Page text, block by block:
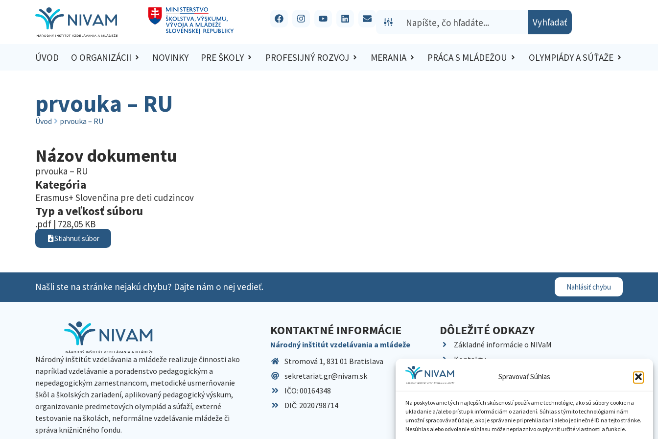
Spravovať Súhlas
Na poskytovanie tých najlepších skúseností používame technológie, ako sú súbory cookie na
ukladanie a/alebo prístup k informáciám o zariadení. Súhlas s týmito technológiami nám
umožní spracovávať údaje, ako je správanie pri prehliadaní alebo jedinečné ID na tejto stránke.
Nesúhlas alebo odvolanie súhlasu môže nepriaznivo ovplyvniť určité vlastnosti a funkcie.
Vyhľadať
ÚVOD O ORGANIZÁCII NOVINKY PRE ŠKOLY PROFESIJNÝ ROZVOJ MERANIA PRÁCA S MLÁDEŽOU OLYMPIÁDY A SÚŤAŽE
prvouka – RU
Úvod prvouka – RU
Názov dokumentu
prvouka – RU
Kategória
Erasmus+ Slovenčina pre deti cudzincov
Typ a veľkosť súboru
.pdf | 728,05 KB
Stiahnuť súbor
Našli ste na stránke nejakú chybu? Dajte nám o nej vedieť. Nahlásiť chybu
Národný inštitút vzdelávania a mládeže realizuje činnosti ako
napríklad vzdelávanie a poradenstvo pedagogickým a
nepedagogickým zamestnancom, metodické usmerňovanie
škôl a školských zariadení, aplikovaný pedagogický výskum,
organizovanie predmetových olympiád a súťaží, externé
testovanie na školách, neformálne vzdelávanie mládeže či
správa knižničného fondu.
KONTAKTNÉ INFORMÁCIE
Národný inštitút vzdelávania a mládeže
Stromová 1, 831 01 Bratislava
sekretariat.gr@nivam.sk
IČO: 00164348
DIČ: 2020798714
DÔLEŽITÉ ODKAZY
Základné informácie o NIVaM
Kontakty
Kariéra
Pracoviská NIVaM
Dokumenty inštitúcie
Knižnica